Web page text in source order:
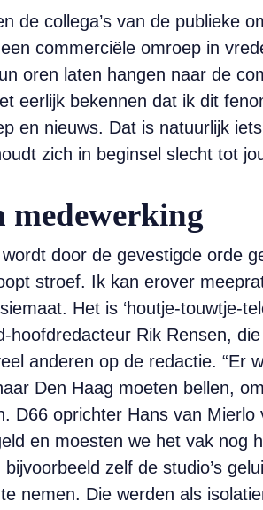
de collega’s van de publieke
commerciële omroep in
oren laten hangen naar de
eerlijk bekennen dat ik dit
en nieuws. Dat is natuurlijk
zich in beginsel slecht tot
medewerking
wordt door de gevestigde orde
stroef. Ik kan erover
Het is ‘houtje-touwtje-
hoofdredacteur Rik Rensen,
anderen op de redactie. “Er
Den Haag moeten bellen,
D66 oprichter Hans van
en moesten we het vak nog
zelf de studio’s
nemen. Die werden als